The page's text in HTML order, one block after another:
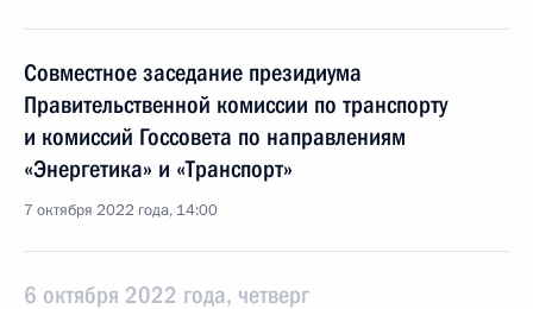
Совместное заседание президиума
Правительственной комиссии по транспорту
и комиссий Госсовета по направлениям
«Энергетика» и «Транспорт»
7 октября 2022 года, 14:00
6 октября 2022 года, четверг